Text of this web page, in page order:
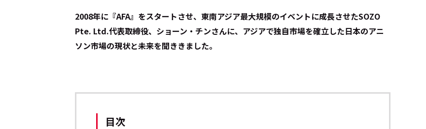
2008年に『AFA』をスタートさせ、東南アジア最大規模のイベントに成長させたSOZO
Pte. Ltd.代表取締役、ショーン・チンさんに、アジアで独自市場を確立した日本のアニ
ソン市場の現状と未来を聞ききました。
目次